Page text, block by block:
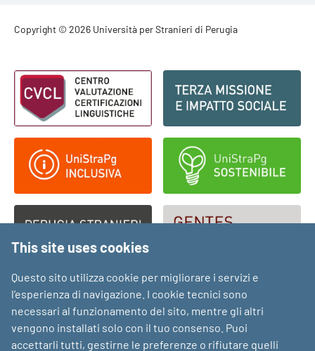
Footer - Copyright
Copyright © 2026 Università per Stranieri di Perugia
Footer - Loghi
This site uses cookies
Questo sito utilizza cookie per migliorare i servizi e
l’esperienza di navigazione. I cookie tecnici sono
necessari al funzionamento del sito, mentre gli altri
vengono installati solo con il tuo consenso. Puoi
accettarli tutti, gestirne le preferenze o rifiutare quelli